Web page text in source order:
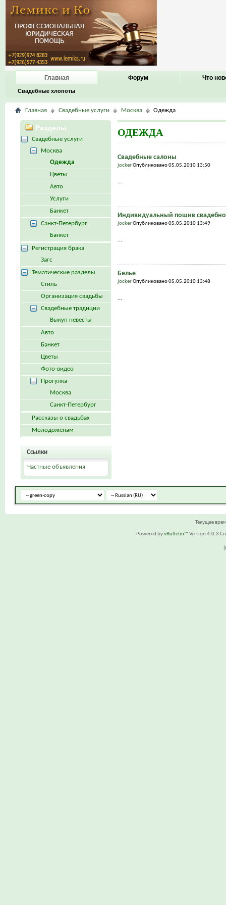
Главная
Свадебные хлопоты
Форум Что
Главная Свадебные услуги Москва Одежда
ОДЕЖДА
Свадебные салоны
jockerОпубликовано 05.05.2010 13:50
...
Индивидуальный пошив
jockerОпубликовано 05.05.2010 13:49
...
Белье
jockerОпубликовано 05.05.2010 13:48
...
Разделы
Свадебные услуги
Москва
Одежда
Цветы
Авто
Услуги
Банкет
Санкт-Петербург
Банкет
Регистрация брака
Загс
Тематические разделы
Стиль
Организация свадьбы
Свадебные традиции
Выкуп невесты
Авто
Банкет
Цветы
Фото-видео
Прогулка
Москва
Санкт-Петербург
Рассказы о свадьбах
Молодоженам
Ссылки
Частные объявления
Текущее
Powered byvBulletin™ Version 4.0.3